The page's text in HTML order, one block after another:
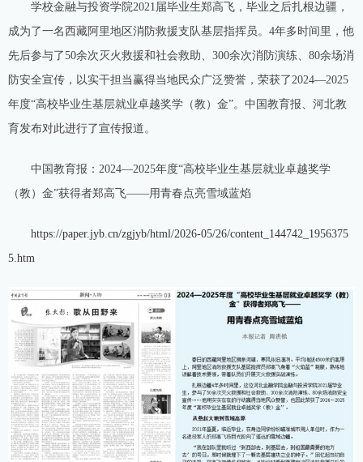
学校金融与投资学院2021届毕业生郑高飞，毕业之后扎根边疆，
成为了一名西藏阿里地区消防救援支队基层指挥员。4年多时间里，他
先后参与了50余次灭火救援和社会救助、300余次消防演练、80余场消
防安全宣传，以实干担当赢得当地民众广泛赞誉，荣获了2024—2025
年度“高校毕业生基层就业卓越奖学（教）金”。中国教育报、河北教
育发布对此进行了宣传报道。
中国教育报：2024—2025年度“高校毕业生基层就业卓越奖学
（教）金”获得者郑高飞——用青春点亮雪域蓝焰
https://paper.jyb.cn/zgjyb/html/2026-05/26/content_144742_1956375
5.htm